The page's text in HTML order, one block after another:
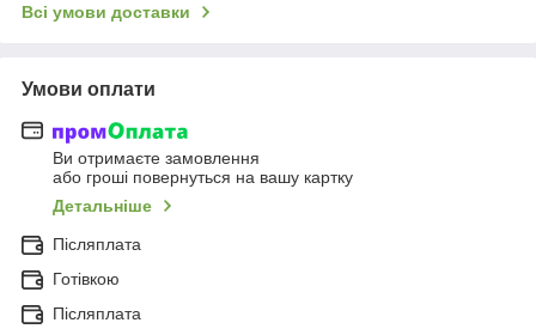
Всі умови доставки
Умови оплати
Ви отримаєте замовлення
або гроші повернуться на вашу картку
Детальніше
Післяплата
Готівкою
Післяплата